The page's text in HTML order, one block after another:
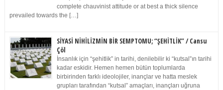
complete chauvinist attitude or at best a thick silence
prevailed towards the […]
SİYASİ NİHİLİZMİN BİR SEMPTOMU; “ŞEHİTLİK” / Cansu
Çöl
İnsanlık için “şehitlik” in tarihi, denilebilir ki “kutsal”ın tarihi
kadar eskidir. Hemen hemen bütün toplumlarda
birbirinden farklı ideolojiler, inançlar ve hatta meslek
grupları tarafından “kutsal” amaçları, inançları uğruna